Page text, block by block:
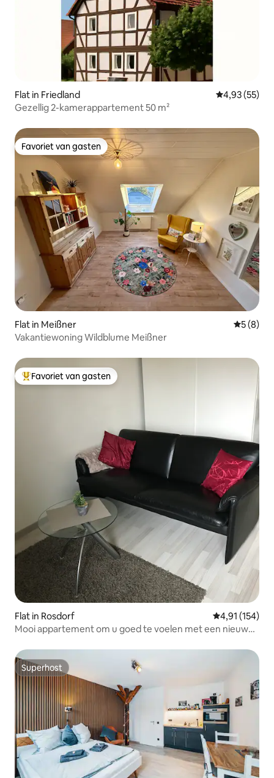
Flat in Friedland Gemiddelde
4,93 (55)
Gezellig 2-kamerappartement 50 m²
Favoriet van gasten
Favoriet van gasten
Flat in Meißner
5 (8)
Vakantiewoning Wildblume Meißner
Topfavoriet van gasten
Favoriet van gasten
Flat in Rosdorf Gemiddelde
4,91 (154)
Mooi appartement om u goed te voelen met een nieuwe
Superhost
Superhost